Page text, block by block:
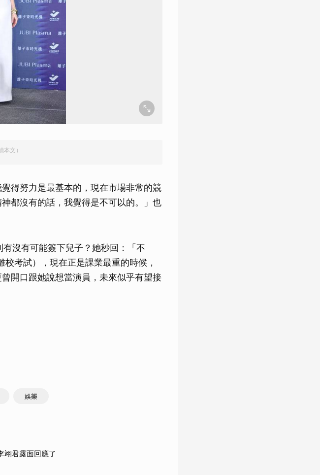
本文）
得努力是最基本的，現在市場非常的競
都沒有的話，我覺得是不可以的。」也
沒有可能簽下兒子？她秒回：「不
考試），現在正是課業最重的時候，
開口跟她說想當演員，未來似乎有望接
娛樂
翊君露面回應了